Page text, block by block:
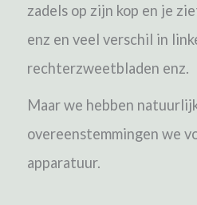
zadels op zijn kop en je
enz en veel verschil in
rechterzweetbladen enz.
Maar we hebben
overeenstemmingen we
apparatuur.